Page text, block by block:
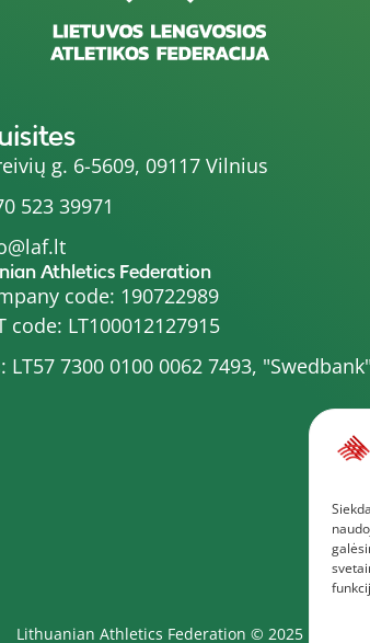
g. 6-5609, 09117 Vilnius
523 39971
Athletics Federation
code: 190722989
code: LT100012127915
LT57 7300 0100 0062 7493, "Swedbank"
Lithuanian Athletics Federation © 2025